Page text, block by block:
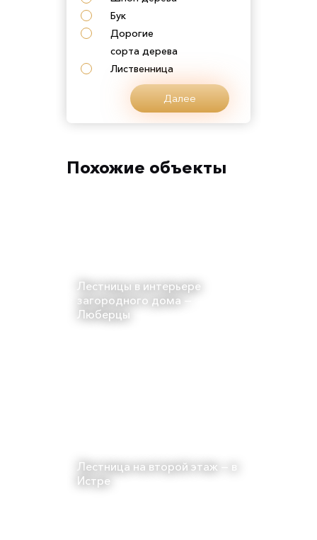
Бук
Дорогие
сорта дерева
Лиственница
Далее
Похожие объекты
Лестницы в интерьере
загородного дома —
Люберцы
Лестница на второй этаж — в
Истре